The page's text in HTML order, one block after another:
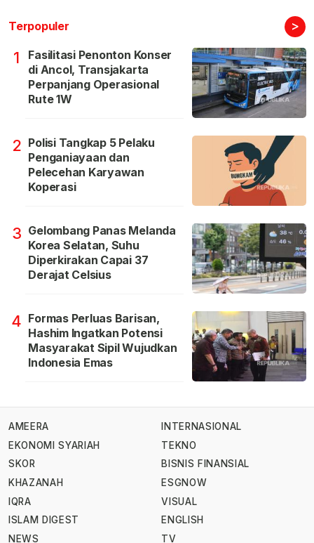
Terpopuler >
1
Fasilitasi Penonton Konser
di Ancol, Transjakarta
Perpanjang Operasional
Rute 1W
2 Polisi Tangkap 5 Pelaku
Penganiayaan dan
Pelecehan Karyawan
Koperasi
3 Gelombang Panas Melanda
Korea Selatan, Suhu
Diperkirakan Capai 37
Derajat Celsius
4 Formas Perluas Barisan,
Hashim Ingatkan Potensi
Masyarakat Sipil Wujudkan
Indonesia Emas
AMEERA
EKONOMI SYARIAH
SKOR
KHAZANAH
IQRA
ISLAM DIGEST
NEWS
INTERNASIONAL
TEKNO
BISNIS FINANSIAL
ESGNOW
VISUAL
ENGLISH
TV